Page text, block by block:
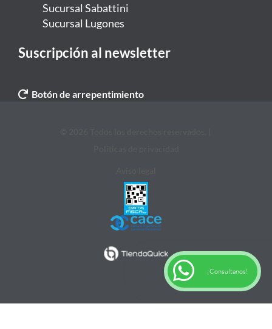
Sucursal Sabattini
Sucursal Lugones
Suscripción al newsletter
Botón de arrepentimiento
¡Consultanos!